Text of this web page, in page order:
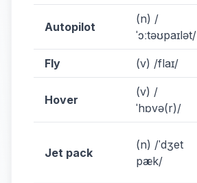
Autopilot
(n) /
ˈɔːtəʊpaɪlət/
Fly (v) /flaɪ/
Hover
(v) /
ˈhɒvə(r)/
Jet pack
(n) /ˈdʒet
pæk/